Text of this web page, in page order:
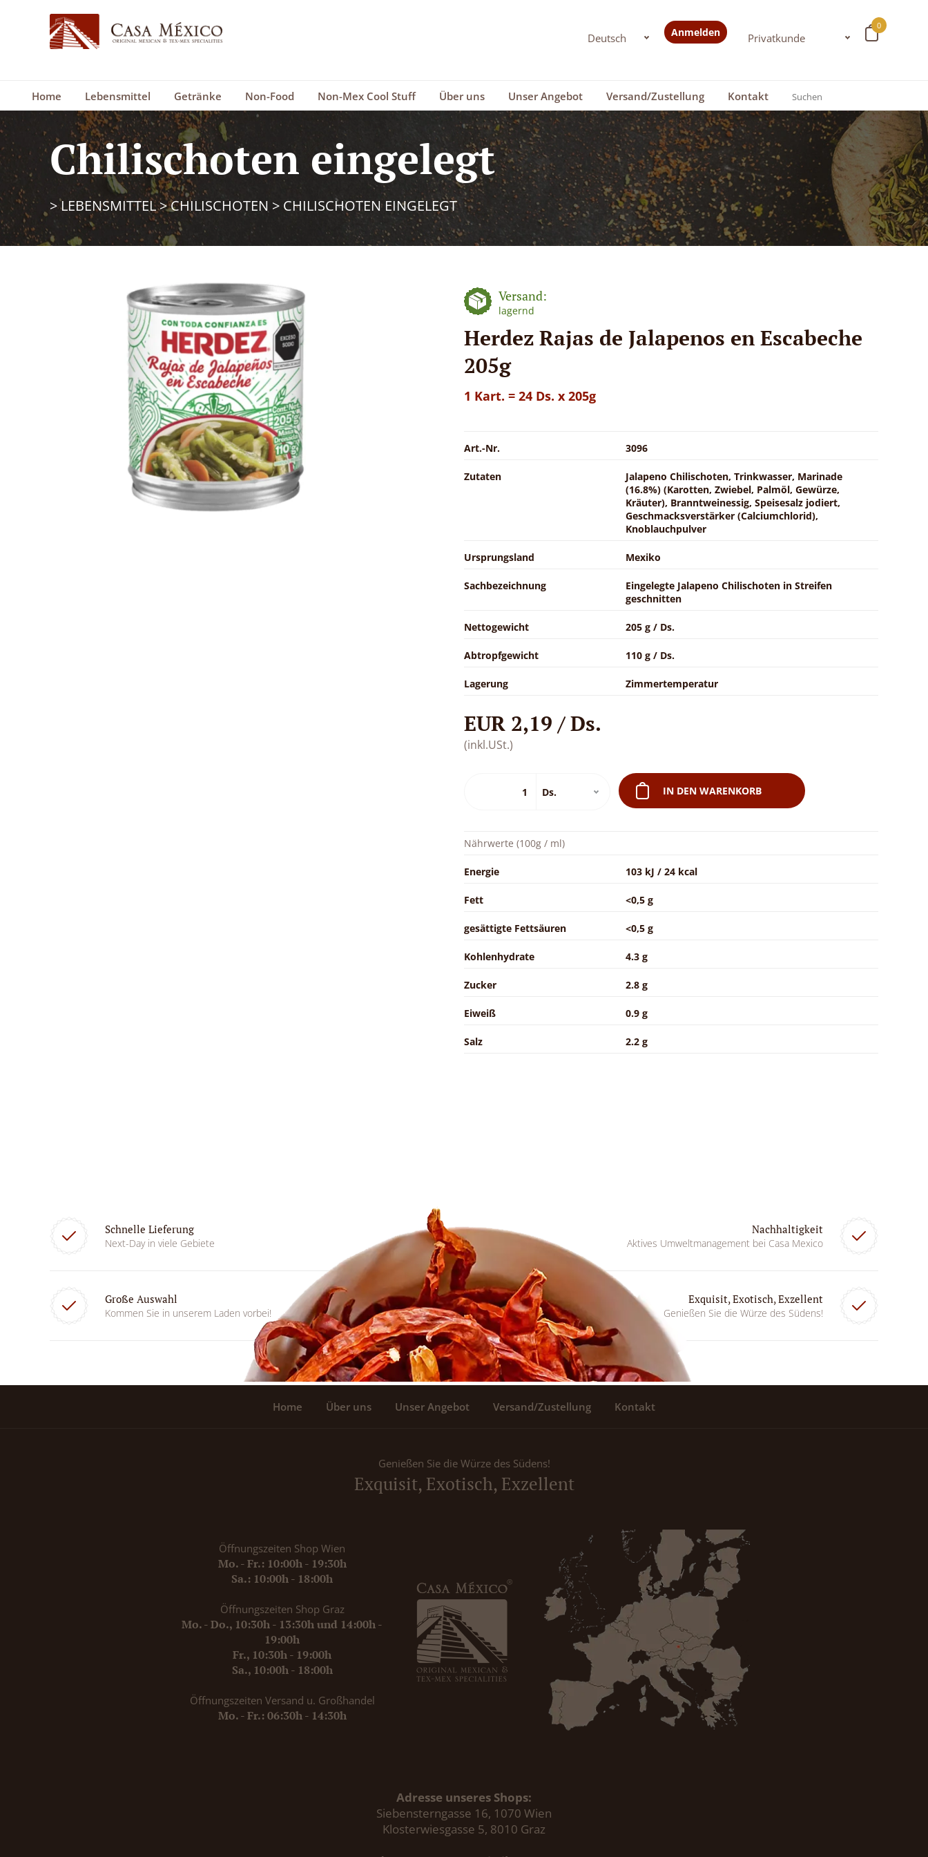
0
Anmelden
Home Lebensmittel Getränke Non-Food Non-Mex Cool Stuff Über uns Unser Angebot Versand/Zustellung Kontakt
Chilischoten eingelegt
>LEBENSMITTEL>CHILISCHOTEN > CHILISCHOTEN EINGELEGT
Versand:
lagernd
Herdez Rajas de Jalapenos en Escabeche
205g
1 Kart. = 24 Ds. x 205g
Art.-Nr. 3096
Zutaten
Jalapeno Chilischoten, Trinkwasser, Marinade
(16.8%) (Karotten, Zwiebel, Palmöl, Gewürze,
Kräuter), Branntweinessig, Speisesalz jodiert,
Geschmacksverstärker (Calciumchlorid),
Knoblauchpulver
Ursprungsland Mexiko
Sachbezeichnung
Eingelegte Jalapeno Chilischoten in Streifen
geschnitten
Nettogewicht 205 g / Ds.
Abtropfgewicht 110 g / Ds.
Lagerung Zimmertemperatur
EUR 2,19 / Ds.
(inkl.USt.)
IN DEN WARENKORB
Nährwerte (100g / ml)
Energie 103 kJ / 24 kcal
Fett <0,5 g
gesättigte Fettsäuren <0,5 g
Kohlenhydrate 4.3 g
Zucker 2.8 g
Eiweiß 0.9 g
Salz 2.2 g
Schnelle Lieferung
Next-Day in viele Gebiete
Nachhaltigkeit
Aktives Umweltmanagement bei Casa Mexico
Große Auswahl
Kommen Sie in unserem Laden vorbei!
Exquisit, Exotisch, Exzellent
Genießen Sie die Würze des Südens!
Home Über uns Unser Angebot Versand/Zustellung Kontakt
Genießen Sie die Würze des Südens!
Exquisit, Exotisch, Exzellent
Öffnungszeiten Shop Wien
Mo. - Fr.: 10:00h - 19:30h
Sa.: 10:00h - 18:00h
Öffnungszeiten Shop Graz
Mo. - Do., 10:30h - 13:30h und 14:00h -
19:00h
Fr., 10:30h - 19:00h
Sa., 10:00h - 18:00h
Öffnungszeiten Versand u. Großhandel
Mo. - Fr.: 06:30h - 14:30h
Adresse unseres Shops:
Siebensterngasse 16, 1070 Wien
Klosterwiesgasse 5, 8010 Graz